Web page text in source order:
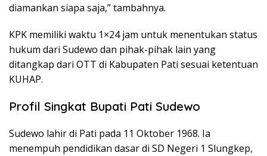
diamankan siapa saja,” tambahnya.
KPK memiliki waktu 1×24 jam untuk menentukan status
hukum dari Sudewo dan pihak-pihak lain yang
ditangkap dari OTT di Kabupaten Pati sesuai ketentuan
KUHAP.
Profil Singkat Bupati Pati Sudewo
Sudewo lahir di Pati pada 11 Oktober 1968. Ia
menempuh pendidikan dasar di SD Negeri 1 Slungkep,